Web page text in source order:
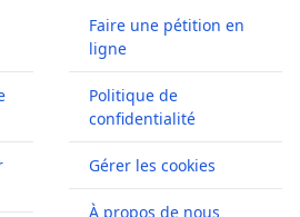
Faire une pétition en
ligne
Politique de
confidentialité
Gérer les cookies
À propos de nous